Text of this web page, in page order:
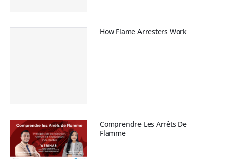
How Flame Arresters Work
Comprendre Les Arrêts De
Flamme